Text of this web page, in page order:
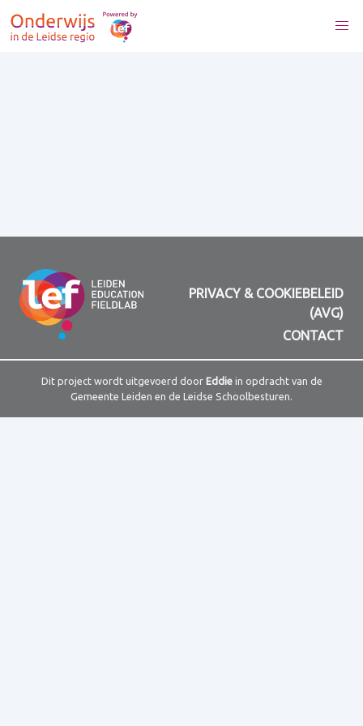
PRIVACY & COOKIEBELEID
(AVG)
CONTACT
Dit project wordt uitgevoerd door Eddiein opdracht van de
Gemeente Leiden en de Leidse Schoolbesturen.